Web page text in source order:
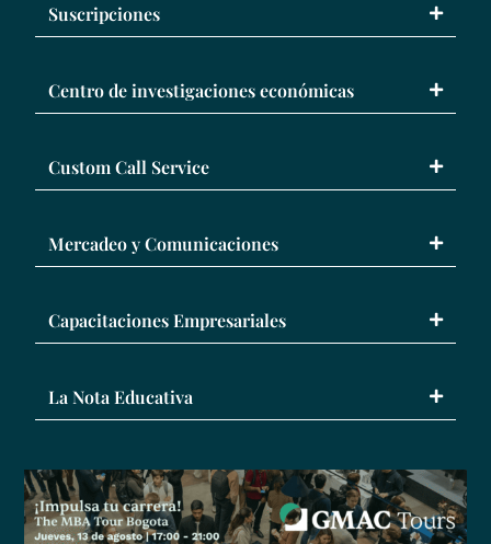
Suscripciones
Centro de investigaciones económicas
Custom Call Service
Mercadeo y Comunicaciones
Capacitaciones Empresariales
La Nota Educativa